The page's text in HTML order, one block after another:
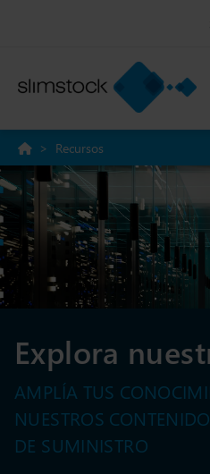
> Recursos
Explora
AMPLÍA TUS
NUESTROS
DE SUMINISTRO